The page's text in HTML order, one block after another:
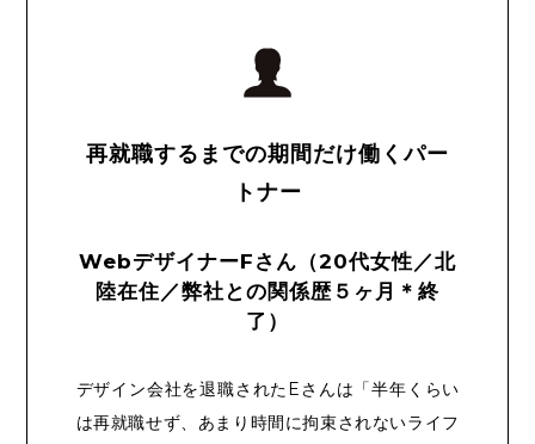
再就職するまでの期間だけ働くパー
トナー
WebデザイナーFさん（20代女性／北
陸在住／弊社との関係歴５ヶ月＊終
了）
デザイン会社を退職されたEさんは「半年くらい
は再就職せず、あまり時間に拘束されないライフ